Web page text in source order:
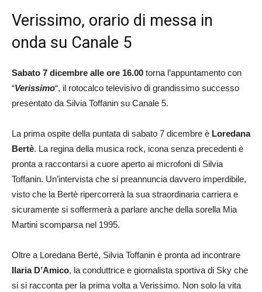
Verissimo, orario di messa in
onda su Canale 5
Sabato 7 dicembre alle ore 16.00 torna l’appuntamento con
“Verissimo“, il rotocalco televisivo di grandissimo successo
presentato da Silvia Toffanin su Canale 5.
La prima ospite della puntata di sabato 7 dicembre è Loredana
Bertè. La regina della musica rock, icona senza precedenti è
pronta a raccontarsi a cuore aperto ai microfoni di Silvia
Toffanin. Un’intervista che si preannuncia davvero imperdibile,
visto che la Bertè ripercorrerà la sua straordinaria carriera e
sicuramente si soffermerà a parlare anche della sorella Mia
Martini scomparsa nel 1995.
Oltre a Loredana Bertè, Silvia Toffanin è pronta ad incontrare
Ilaria D’Amico, la conduttrice e giornalista sportiva di Sky che
si si racconta per la prima volta a Verissimo. Non solo la vita